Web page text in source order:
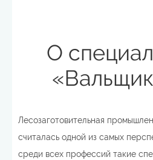
О
Лесозаготовительная
считалась одной из самых
среди всех профессий такие